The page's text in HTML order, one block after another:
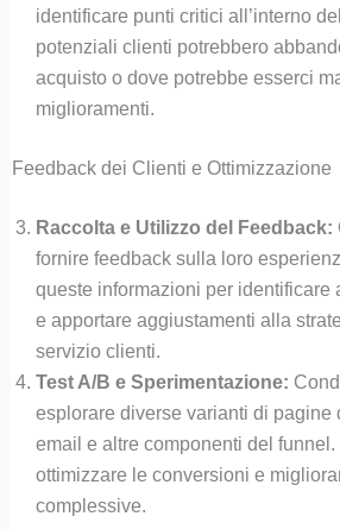
identificare punti critici all’interno
potenziali clienti potrebbero
acquisto o dove potrebbe esserci
miglioramenti.
Feedback dei Clienti e Ottimizzazione
Raccolta e Utilizzo del Feedback:
fornire feedback sulla loro
queste informazioni per identificare
e apportare aggiustamenti alla
servizio clienti.
Test A/B e Sperimentazione:
esplorare diverse varianti di pagine
email e altre componenti del
ottimizzare le conversioni e
complessive.